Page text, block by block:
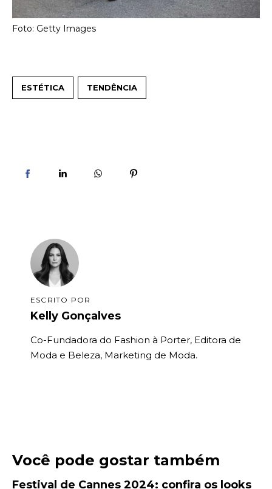
Foto: Getty Images
ESTÉTICA TENDÊNCIA
ESCRITO POR
Kelly Gonçalves
Co-Fundadora do Fashion à Porter, Editora de
Moda e Beleza, Marketing de Moda.
Você pode gostar também
Festival de Cannes 2024: confira os looks